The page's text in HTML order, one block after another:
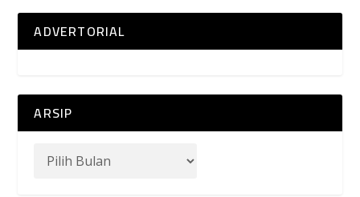
ADVERTORIAL
ARSIP